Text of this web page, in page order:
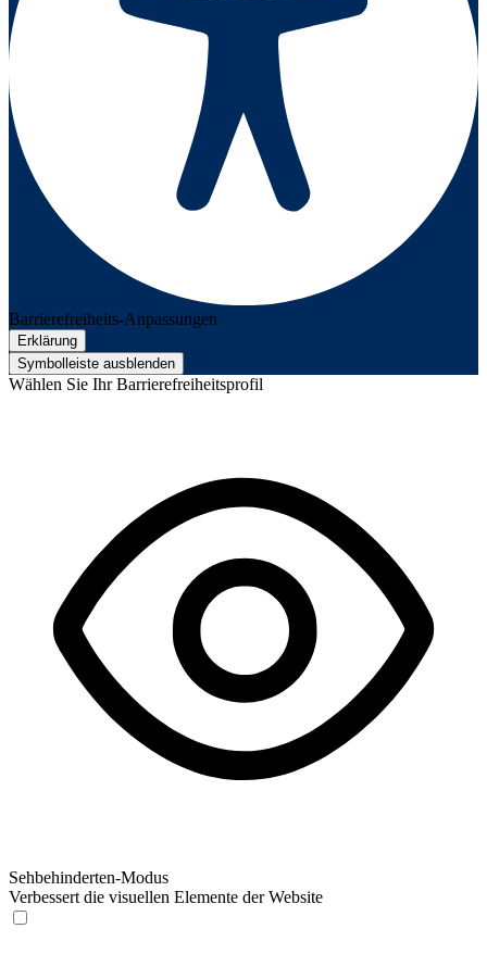
Barrierefreiheits-Anpassungen
Erklärung
Symbolleiste ausblenden
Wählen Sie Ihr Barrierefreiheitsprofil
Sehbehinderten-Modus
Verbessert die visuellen Elemente der Website